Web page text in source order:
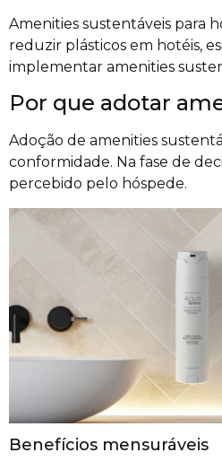
Amenities sustentáveis para
reduzir plásticos em hotéis,
implementar amenities
Por que adotar
Adoção de amenities
conformidade. Na fase de
percebido pelo hóspede.
Benefícios mensuráveis